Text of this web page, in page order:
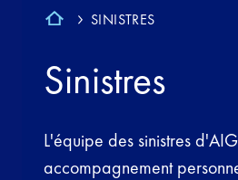
SINISTRES
Sinistres
L'équipe des sinistres
accompagnement